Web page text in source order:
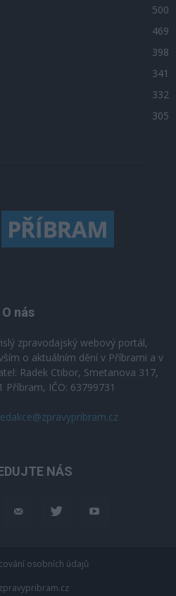
500
469
398
341
332
305
O nás
zpravodajský webový portál,
o aktuálním dění v Příbrami a v
Radek Ctibor, Smetanova 317,
Příbram, IČO: 63799731
NÁS
osobních údajů